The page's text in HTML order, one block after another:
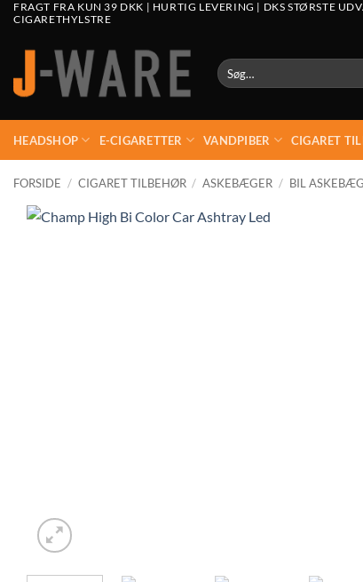
FRAGT FRA KUN 39 DKK | HURTIG LEVERING | DKS STØRSTE
CIGARETHYLSTRE
Søg
efter:
HEADSHOP E-CIGARETTER VANDPIBER CIGARET
FORSIDE / CIGARET TILBEHØR / ASKEBÆGER / BIL
🚚